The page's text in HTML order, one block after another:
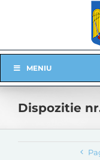
Navigation
MENIU
Dispozitie